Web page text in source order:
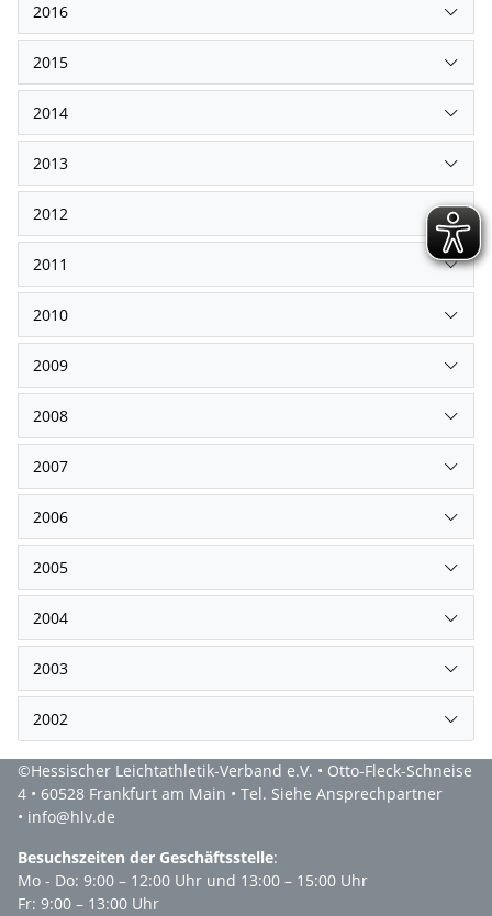
2016
2015
2014
2013
2012
2011
2010
2009
2008
2007
2006
2005
2004
2003
2002
©Hessischer Leichtathletik-Verband e.V. • Otto-Fleck-Schneise
4 • 60528 Frankfurt am Main • Tel. Siehe Ansprechpartner
• info@hlv.de
Besuchszeiten der Geschäftsstelle:
Mo - Do: 9:00 – 12:00 Uhr und 13:00 – 15:00 Uhr
Fr: 9:00 – 13:00 Uhr